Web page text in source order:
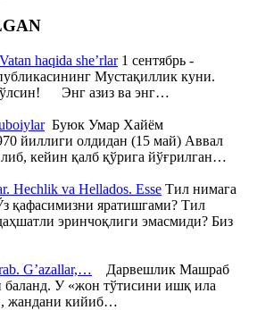
haqida she’rlar1 сентябрь -
Мустақиллик куни.
Энг азиз ва энг…
Буюк Умар Хайём
йиллиги олдидан (15 май) Аввал
кейин қалб қўрига йўғрилган…
Hechlik va Hellados. Esse Тил нимага
қафасимизни яратишгами? Тил
эринчоқлиги эмасмиди? Биз
G’azallar,… Дарвешлик Машраб
баланд. У «жон тўтисини ишқ ила
жандани кийиб…